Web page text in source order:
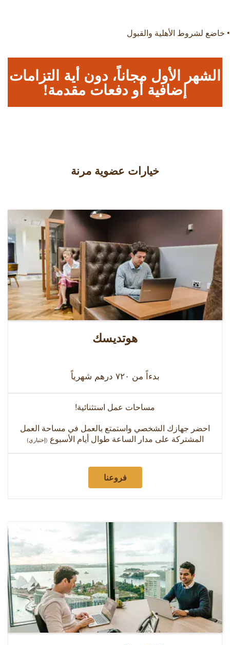
• خاضع لشروط الأهلية والقبول
الشهر الأول مجاناً، دون أية التزامات
إضافية أو دفعات مقدمة!
خيارات عضوية مرنة
هوتديسك
بدءاً من ٧٢٠ درهم شهرياً
مساحات عمل استثنائية!
احضر جهازك الشخصي واستمتع بالعمل في مساحة العمل
المشتركة على مدار الساعة طوال أيام الأسبوع (إختياري)
فروعنا